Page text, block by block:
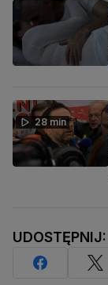
28 min
UDOSTĘPNIJ: